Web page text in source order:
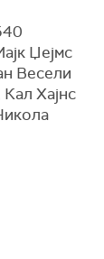
Џејмс
Весели
Хајнс